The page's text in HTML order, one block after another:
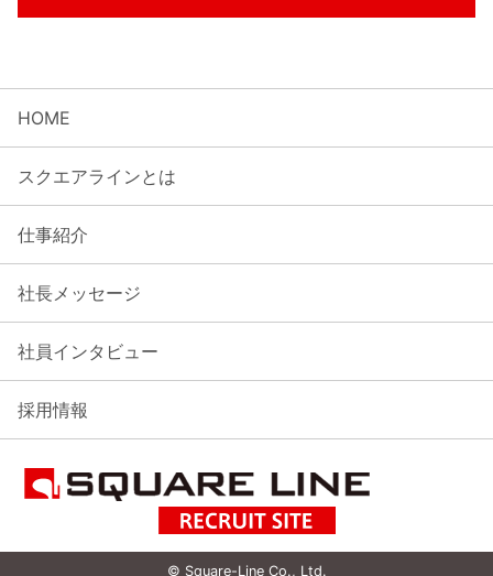
HOME
スクエアラインとは
仕事紹介
社長メッセージ
社員インタビュー
採用情報
© Square-Line Co., Ltd.